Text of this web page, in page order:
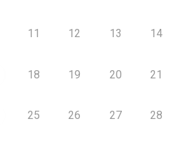
11 12 13 14
18 19 20 21
25 26 27 28